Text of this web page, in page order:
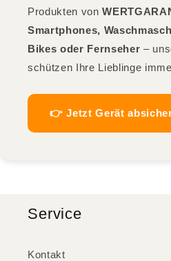
Produkten von
Smartphones,
Bikes oder Fernseher –
schützen Ihre Lieblinge
👉 Jetzt Gerät
Service
Kontakt